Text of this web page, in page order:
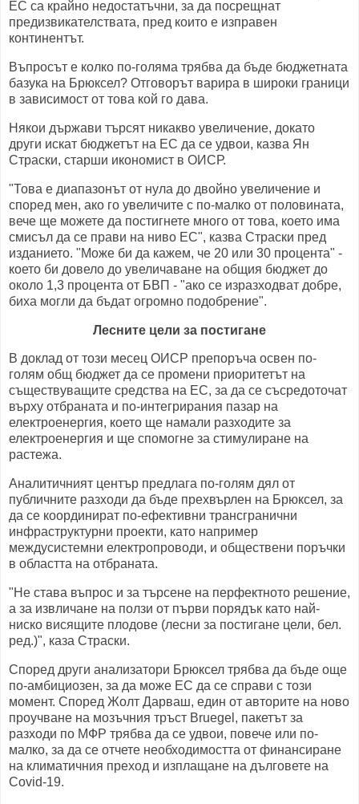
ЕС са крайно недостатъчни, за да посрещнат
предизвикателствата, пред които е изправен
континентът.
Въпросът е колко по-голяма трябва да бъде бюджетната
базука на Брюксел? Отговорът варира в широки граници
в зависимост от това кой го дава.
Някои държави търсят никакво увеличение, докато
други искат бюджетът на ЕС да се удвои, казва Ян
Страски, старши икономист в ОИСР.
"Това е диапазонът от нула до двойно увеличение и
според мен, ако го увеличите с по-малко от половината,
вече ще можете да постигнете много от това, което има
смисъл да се прави на ниво ЕС", казва Страски пред
изданието. "Може би да кажем, че 20 или 30 процента" -
което би довело до увеличаване на общия бюджет до
около 1,3 процента от БВП - "ако се изразходват добре,
биха могли да бъдат огромно подобрение".
Лесните цели за постигане
В доклад от този месец ОИСР препоръча освен по-
голям общ бюджет да се промени приоритетът на
съществуващите средства на ЕС, за да се съсредоточат
върху отбраната и по-интегрирания пазар на
електроенергия, което ще намали разходите за
електроенергия и ще спомогне за стимулиране на
растежа.
Аналитичният център предлага по-голям дял от
публичните разходи да бъде прехвърлен на Брюксел, за
да се координират по-ефективни трансгранични
инфраструктурни проекти, като например
междусистемни електропроводи, и обществени поръчки
в областта на отбраната.
"Не става въпрос и за търсене на перфектното решение,
а за извличане на ползи от първи порядък като най-
ниско висящите плодове (лесни за постигане цели, бел.
ред.)", каза Страски.
Според други анализатори Брюксел трябва да бъде още
по-амбициозен, за да може ЕС да се справи с този
момент. Според Жолт Дарваш, един от авторите на ново
проучване на мозъчния тръст Bruegel, пакетът за
разходи по МФР трябва да се удвои, повече или по-
малко, за да се отчете необходимостта от финансиране
на климатичния преход и изплащане на дълговете на
Covid-19.